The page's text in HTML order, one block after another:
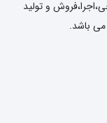
و تولید
باشد.